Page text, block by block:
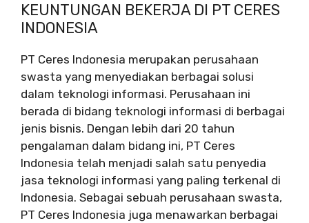
KEUNTUNGAN BEKERJA DI PT CERES
INDONESIA
PT Ceres Indonesia merupakan perusahaan
swasta yang menyediakan berbagai solusi
dalam teknologi informasi. Perusahaan ini
berada di bidang teknologi informasi di berbagai
jenis bisnis. Dengan lebih dari 20 tahun
pengalaman dalam bidang ini, PT Ceres
Indonesia telah menjadi salah satu penyedia
jasa teknologi informasi yang paling terkenal di
Indonesia. Sebagai sebuah perusahaan swasta,
PT Ceres Indonesia juga menawarkan berbagai